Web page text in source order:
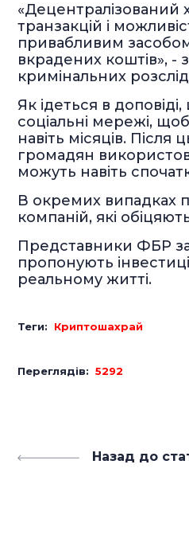
«Децентралізований
транзакцій і
привабливим
вкрадених коштів», -
кримінальних
Як ідеться в
соціальні мережі,
навіть місяців.
громадян
можуть навіть
В окремих випадках
компаній, які
Представники ФБР
пропонують
реальному житті.
Теги: Криптошахрай
Переглядів: 5292
Назад до